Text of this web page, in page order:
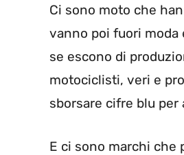
Ci sono moto che
vanno poi fuori
se escono di
motociclisti, veri e
sborsare cifre blu per
E ci sono marchi